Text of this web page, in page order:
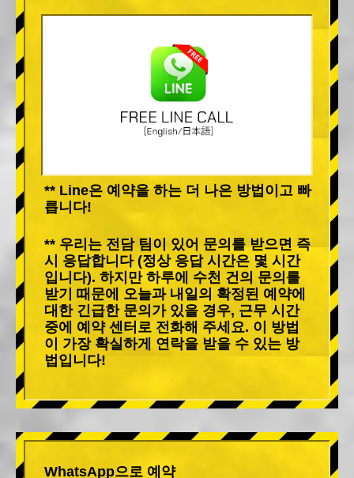
** Line은 예약을 하는 더 나은 방법이고 빠
릅니다!
** 우리는 전담 팀이 있어 문의를 받으면 즉
시 응답합니다 (정상 응답 시간은 몇 시간
입니다). 하지만 하루에 수천 건의 문의를
받기 때문에 오늘과 내일의 확정된 예약에
대한 긴급한 문의가 있을 경우, 근무 시간
중에 예약 센터로 전화해 주세요. 이 방법
이 가장 확실하게 연락을 받을 수 있는 방
법입니다!
WhatsApp으로 예약